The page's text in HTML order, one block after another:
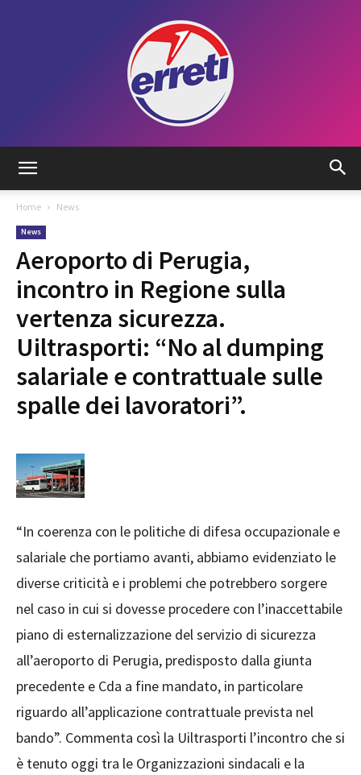
Home News
News
Aeroporto di Perugia,
incontro in Regione sulla
vertenza sicurezza.
Uiltrasporti: “No al dumping
salariale e contrattuale sulle
spalle dei lavoratori”.
“In coerenza con le politiche di difesa occupazionale e
salariale che portiamo avanti, abbiamo evidenziato le
diverse criticità e i problemi che potrebbero sorgere
nel caso in cui si dovesse procedere con l’inaccettabile
piano di esternalizzazione del servizio di sicurezza
all’aeroporto di Perugia, predisposto dalla giunta
precedente e Cda a fine mandato, in particolare
riguardo all’applicazione contrattuale prevista nel
bando”. Commenta così la Uiltrasporti l’incontro che si
è tenuto oggi tra le Organizzazioni sindacali e la